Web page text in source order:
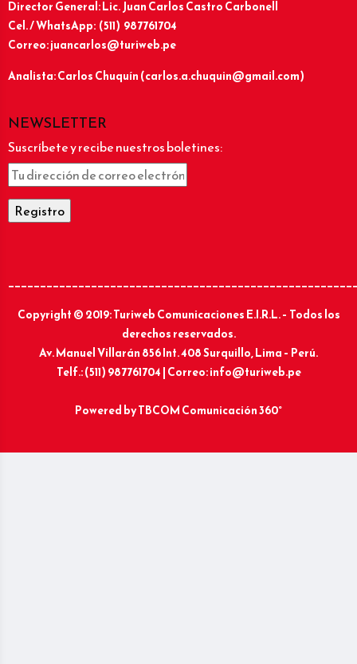
Director General: Lic.Juan Carlos Castro Carbonell
Cel. / WhatsApp: (511) 987761704
Correo: juancarlos@turiweb.pe
Analista: Carlos Chuquín (carlos.a.chuquin@gmail.com)
NEWSLETTER
Suscríbete y recibe nuestros boletines:
Copyright © 2019: Turiweb Comunicaciones E.I.R.L. – Todos los
derechos reservados.
Av. Manuel Villarán 856 Int. 408 Surquillo, Lima – Perú.
Telf.: (511) 987761704 | Correo: info@turiweb.pe
Powered byTBCOM Comunicación 360°